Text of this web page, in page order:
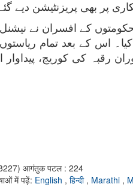
پر بھی پریزنٹیشن دیے
کے افسران نے
اس کے بعد تمام ریاستوں
کی کوریج، پیداوار
आगंतुक पटल : 224
में पढ़ें: English , हिन्दी , Marathi ,